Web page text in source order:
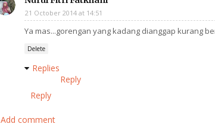
21 October 2014 at 14:51
Ya mas...gorengan yang kadang dianggap kurang
Delete
Replies
Reply
Reply
Add comment